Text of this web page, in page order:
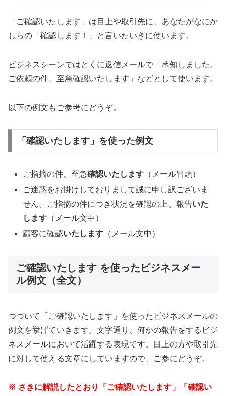
「ご確認いたします」は目上や取引先に、あなたがなにか
しらの「確認します！」と言いたいきに使います。
ビジネスシーンではとくに返信メールで「承知しました。
ご依頼の件、至急確認いたします」などとして使います。
以下の例文もご参考にどうぞ。
「確認いたします」を使った例文
ご指摘の件、至急確認いたします （メール冒頭）
ご迷惑をお掛けしておりまして誠に申し訳ございま
せん。ご指摘の件につき状況を確認の上、報告いた
します （メール文中）
顧客に確認いたします （メール文中）
ご確認いたします を使ったビジネスメー
ル例文（全文）
つづいて「ご確認いたします」を使ったビジネスメールの
例文を挙げていきます。文字通り、何かの報告をするビジ
ネスメールにおいて活躍する表現です。目上の方や取引先
に対して使える文章にしていますので、ご参にどうぞ。
※ さきに解説したとおり「ご確認いたします」「確認い